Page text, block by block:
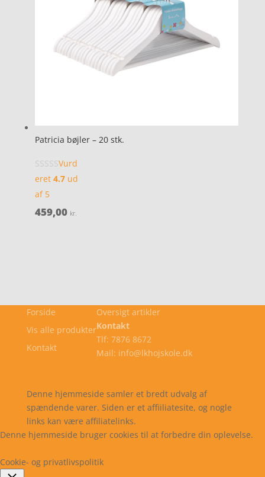
Patricia bøjler – 20 stk.
Vurd
eret 4.7ud
af 5
459,00 kr.
Forside
Vis alle produkter
Kontakt
Oversigt artikler
Kontakt
Tlf: 7876 8672
Mail: info@lkhojskole.dk
Denne hjemmeside samler et bredt udvalg af
spændende varer. Siden er et affiiliatesite, og nogle
links kan være affiliatelinks.
Denne hjemmeside bruger cookies til at forbedre din oplevelse.
Cookie- og privatlivspolitik